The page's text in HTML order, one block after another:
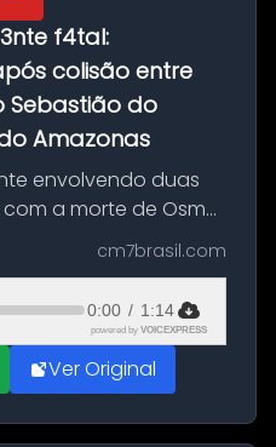
f4tal:
colisão entre
Sebastião do
Amazonas
envolvendo duas
a morte de Osmar
38 anos, no município
no interior do
n...
cm7brasil.com
0:00 / 1:14
powered by VOICEXPRESS
Ver Original